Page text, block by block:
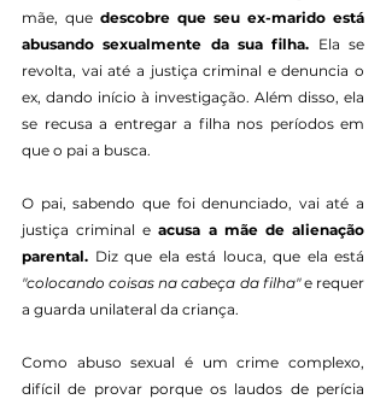
mãe, que descobre que seu ex-marido está
abusando sexualmente da sua filha. Ela se
revolta, vai até a justiça criminal e denuncia o
ex, dando início à investigação. Além disso, ela
se recusa a entregar a filha nos períodos em
que o pai a busca.
O pai, sabendo que foi denunciado, vai até a
justiça criminal e acusa a mãe de alienação
parental.
"colocando coisas na cabeça da filha" e requer
a guarda unilateral da criança.
Como abuso sexual é um crime complexo,
difícil de provar porque os laudos de perícia